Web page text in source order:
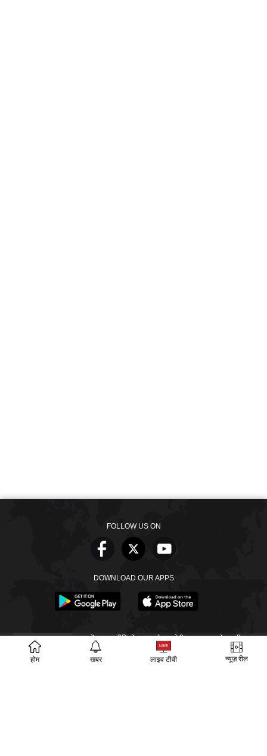
होम खबर लाइव टीवी न्यूज़ रील
FOLLOW US ON
DOWNLOAD OUR APPS
SECTIONS खबरें वीडियो वेब स्टोरीज बायोग्राफी
ईपेपर गूगल समाचार